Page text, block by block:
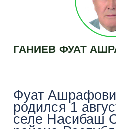
ГАНИЕВ ФУАТ
Фуат
родился 1
селе Насибаш